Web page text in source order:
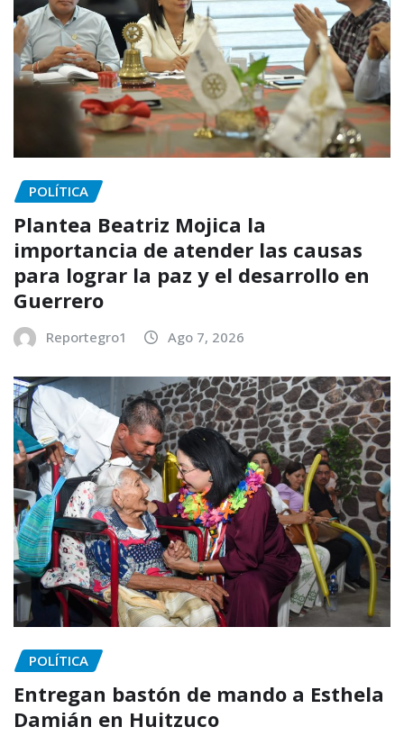
POLÍTICA
Plantea Beatriz Mojica la
importancia de atender las causas
para lograr la paz y el desarrollo en
Guerrero
Reportegro1 Ago 7, 2026
POLÍTICA
Entregan bastón de mando a Esthela
Damián en Huitzuco